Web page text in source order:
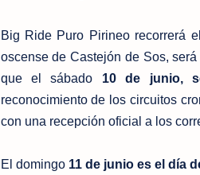
Big Ride Puro Pirineo recorrerá
oscense de Castejón de Sos,
que el sábado 10 de junio,
reconocimiento de los circuitos
con una recepción oficial a los
El domingo 11 de junio es el día